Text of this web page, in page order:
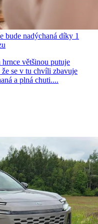
bude nadýchaná díky 1
většinou putuje
se v tu chvíli zbavuje
a plná chuti....